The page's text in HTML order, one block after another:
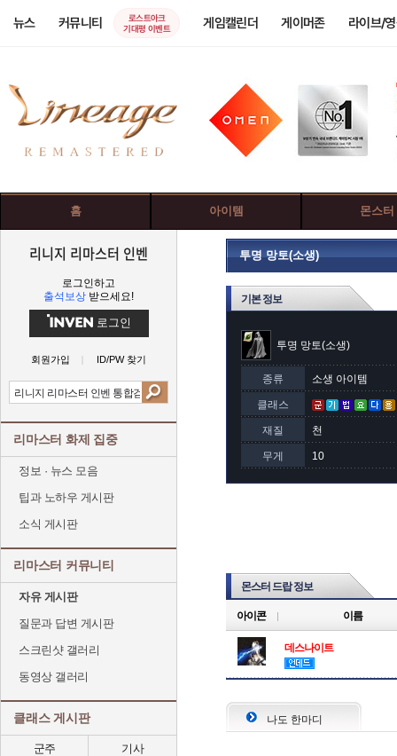
뉴스 커뮤니티
로스트아크
기대평 이벤트
게임캘린더 게이머존 라이브/
홈 아이템 몬스터
리니지 리마스터 인벤
로그인하고
출석보상 받으세요!
로그인
회원가입 ID/PW 찾기
리마스터 화제 집중
정보 · 뉴스 모음
팁과 노하우 게시판
소식 게시판
리마스터 커뮤니티
자유 게시판
질문과 답변 게시판
스크린샷 갤러리
동영상 갤러리
클래스 게시판
군주
기사
투명 망토(소생)
기본 정보
투명 망토(소생)
종류 소생 아이템
클래스
재질 천
무게 10
몬스터 드랍 정보
아이콘 이름
데스나이트
나도 한마디